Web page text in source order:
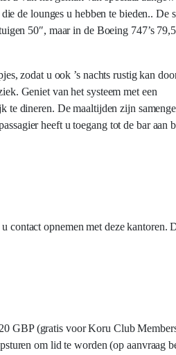
de lounges u hebben te bieden.. De
50″, maar in de Boeing 747’s
zodat u ook ’s nachts rustig kan
Geniet van het systeem met een
dineren. De maaltijden zijn
heeft u toegang tot de bar aan
opnemen met deze kantoren.
GBP (gratis voor Koru Club
om lid te worden (op aanvraag